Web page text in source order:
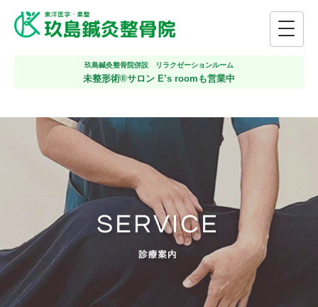
玖島鍼灸整骨院併設 リラクゼーションルーム
未整形術®サロン E’s roomも営業中